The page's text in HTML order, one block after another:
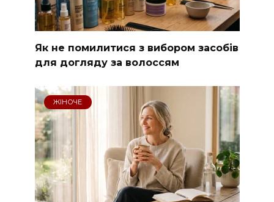
Як не помилитися з вибором засобів
для догляду за волоссям
ЖІНОЧЕ